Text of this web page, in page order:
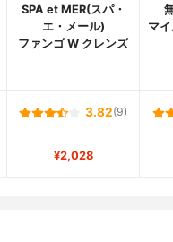
SPA et MER(スパ・
エ・メール)
ファンゴ W クレンズ
マ
3.82(9)
¥2,028